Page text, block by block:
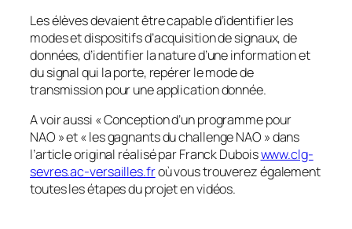
Les élèves devaient être capable d’identifier les
modes et dispositifs d’acquisition de signaux, de
données, d’identifier la nature d’une information et
du signal qui la porte, repérer le mode de
transmission pour une application donnée.
A voir aussi « Conception d’un programme pour
NAO » et « les gagnants du challenge NAO » dans
l’article original réalisé par Franck Duboiswww.clg-
sevres.ac-versailles.froù vous trouverez également
toutes les étapes du projet en vidéos.